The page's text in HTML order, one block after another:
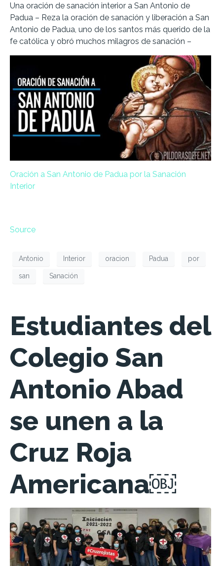
Una oración de sanación interior a San Antonio de
Padua – Reza la oración de sanación y liberación a San
Antonio de Padua, uno de los santos más querido de la
fe católica y obró muchos milagros de sanación –
Oración a San Antonio de Padua por la Sanación
Interior
Source
Antonio Interior oracion Padua por
san Sanación
Estudiantes del
Colegio San
Antonio Abad
se unen a la
Cruz Roja
Americana￼